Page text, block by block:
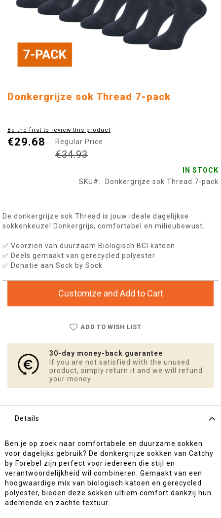
Skip
of
the
Donkergrijze sok Thread 7-pack
Be the first to review this product
€29.68 Regular Price
€34.93
IN STOCK
SKU
Donkergrijze sok Thread 7-pack
De donkergrijze sok Thread is jouw ideale dagelijkse
sokkenkeuze! Donkergrijs, comfortabel en milieubewust.
✅ Voorzien van duurzaam Biologisch BCI katoen
✅ Deels gemaakt van gerecycled polyester
✅ Donatie aan Sock by Sock
Customize and Add to Cart
ADD TO WISH LIST
30-day money-back guarantee
If you are not satisfied with the unused
product, simply return it and we will refund
your money.
Details
Ben je op zoek naar comfortabele en duurzame sokken
voor dagelijks gebruik? De donkergrijze sokken van Catchy
by Forebel zijn perfect voor iedereen die stijl en
verantwoordelijkheid wil combineren. Gemaakt van een
hoogwaardige mix van biologisch katoen en gerecycled
polyester, bieden deze sokken ultiem comfort dankzij hun
ademende en zachte textuur.